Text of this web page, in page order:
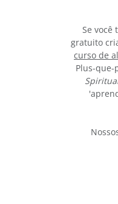
Se você
gratuito
curso de
Plus-que-